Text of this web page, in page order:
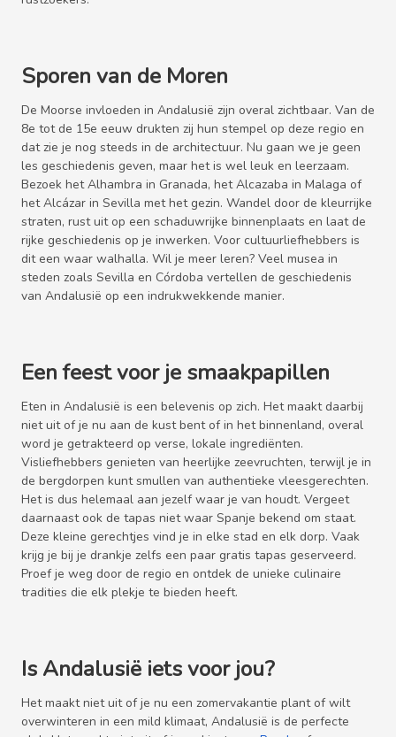
Sporen van de Moren
De Moorse invloeden in Andalusië zijn overal zichtbaar. Van de
8e tot de 15e eeuw drukten zij hun stempel op deze regio en
dat zie je nog steeds in de architectuur. Nu gaan we je geen
les geschiedenis geven, maar het is wel leuk en leerzaam.
Bezoek het Alhambra in Granada, het Alcazaba in Malaga of
het Alcázar in Sevilla met het gezin. Wandel door de kleurrijke
straten, rust uit op een schaduwrijke binnenplaats en laat de
rijke geschiedenis op je inwerken. Voor cultuurliefhebbers is
dit een waar walhalla. Wil je meer leren? Veel musea in
steden zoals Sevilla en Córdoba vertellen de geschiedenis
van Andalusië op een indrukwekkende manier.
Een feest voor je smaakpapillen
Eten in Andalusië is een belevenis op zich. Het maakt daarbij
niet uit of je nu aan de kust bent of in het binnenland, overal
word je getrakteerd op verse, lokale ingrediënten.
Visliefhebbers genieten van heerlijke zeevruchten, terwijl je in
de bergdorpen kunt smullen van authentieke vleesgerechten.
Het is dus helemaal aan jezelf waar je van houdt. Vergeet
daarnaast ook de tapas niet waar Spanje bekend om staat.
Deze kleine gerechtjes vind je in elke stad en elk dorp. Vaak
krijg je bij je drankje zelfs een paar gratis tapas geserveerd.
Proef je weg door de regio en ontdek de unieke culinaire
tradities die elk plekje te bieden heeft.
Is Andalusië iets voor jou?
Het maakt niet uit of je nu een zomervakantie plant of wilt
overwinteren in een mild klimaat, Andalusië is de perfecte